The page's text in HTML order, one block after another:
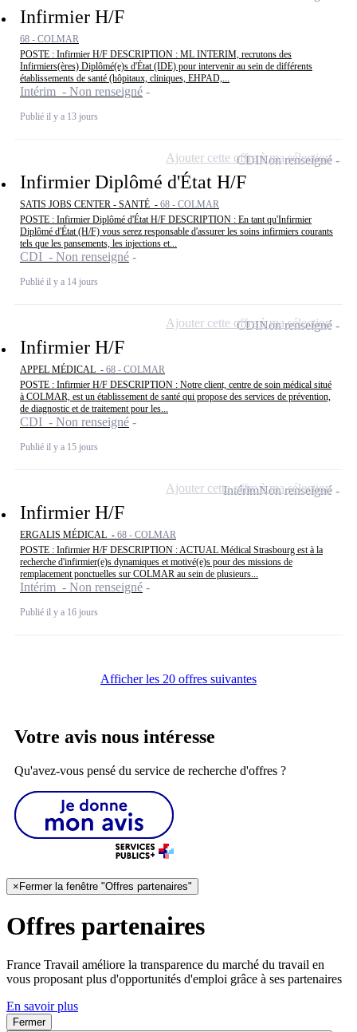
Infirmier H/F
68 - COLMAR
POSTE : Infirmier H/F DESCRIPTION : ML INTERIM, recrutons des
Infirmiers(ères) Diplômé(e)s d'État (IDE) pour intervenir au sein de différents
établissements de santé (hôpitaux, cliniques, EHPAD,...
Intérim - Non renseigné
Publié il y a 13 jours
Infirmier Diplômé d'État H/F
SATIS JOBS CENTER - SANTÉ - 68 - COLMAR
POSTE : Infirmier Diplômé d'État H/F DESCRIPTION : En tant qu'Infirmier
Diplômé d'État (H/F) vous serez responsable d'assurer les soins infirmiers courants
tels que les pansements, les injections et...
CDI - Non renseigné
Publié il y a 14 jours
CDINon renseigné
Ajouter cette offre à ma sélection
Infirmier H/F
APPEL MÉDICAL - 68 - COLMAR
POSTE : Infirmier H/F DESCRIPTION : Notre client, centre de soin médical situé
à COLMAR, est un établissement de santé qui propose des services de prévention,
de diagnostic et de traitement pour les...
CDI - Non renseigné
Publié il y a 15 jours
CDINon renseigné
Ajouter cette offre à ma sélection
Infirmier H/F
ERGALIS MÉDICAL - 68 - COLMAR
POSTE : Infirmier H/F DESCRIPTION : ACTUAL Médical Strasbourg est à la
recherche d'infirmier(e)s dynamiques et motivé(e)s pour des missions de
remplacement ponctuelles sur COLMAR au sein de plusieurs...
Intérim - Non renseigné
Publié il y a 16 jours
IntérimNon renseigné
Ajouter cette offre à ma sélection
Afficher les 20 offres suivantes
Votre avis nous intéresse
Qu'avez-vous pensé du service de recherche d'offres ?
×Fermer la fenêtre "Offres partenaires"
Offres partenaires
France Travail améliore la transparence du marché du travail en
vous proposant plus d'opportunités d'emploi grâce à ses partenaires
En savoir plus
Fermer